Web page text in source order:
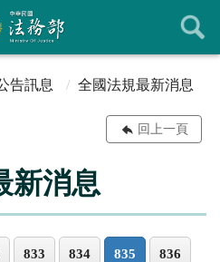
告訊息 全國法規最新消息
回上一頁
新消息
833 834 835 836